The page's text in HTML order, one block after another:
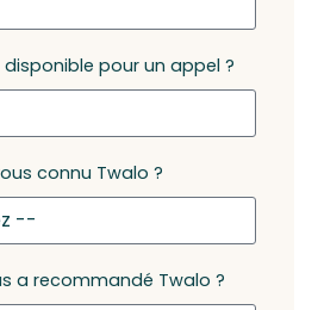
pour un appel ?
connu Twalo ?
a recommandé Twalo ?